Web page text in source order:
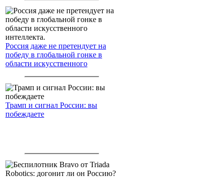
Россия даже не претендует на
победу в глобальной гонке в
области искусственного
Трамп и сигнал России: вы
побеждаете